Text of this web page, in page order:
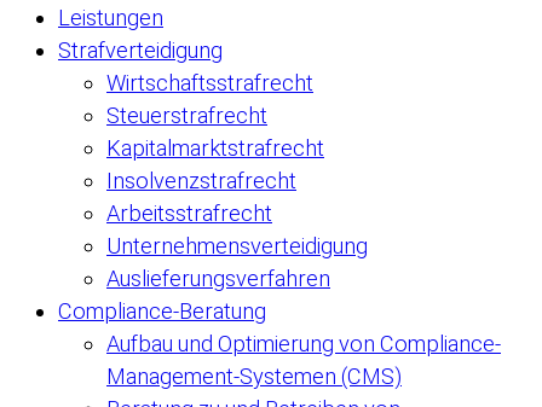
Leistungen
Strafverteidigung
Wirtschaftsstrafrecht
Steuerstrafrecht
Kapitalmarktstrafrecht
Insolvenzstrafrecht
Arbeitsstrafrecht
Unternehmensverteidigung
Auslieferungsverfahren
Compliance-Beratung
Aufbau und Optimierung von Compliance-
Management-Systemen (CMS)